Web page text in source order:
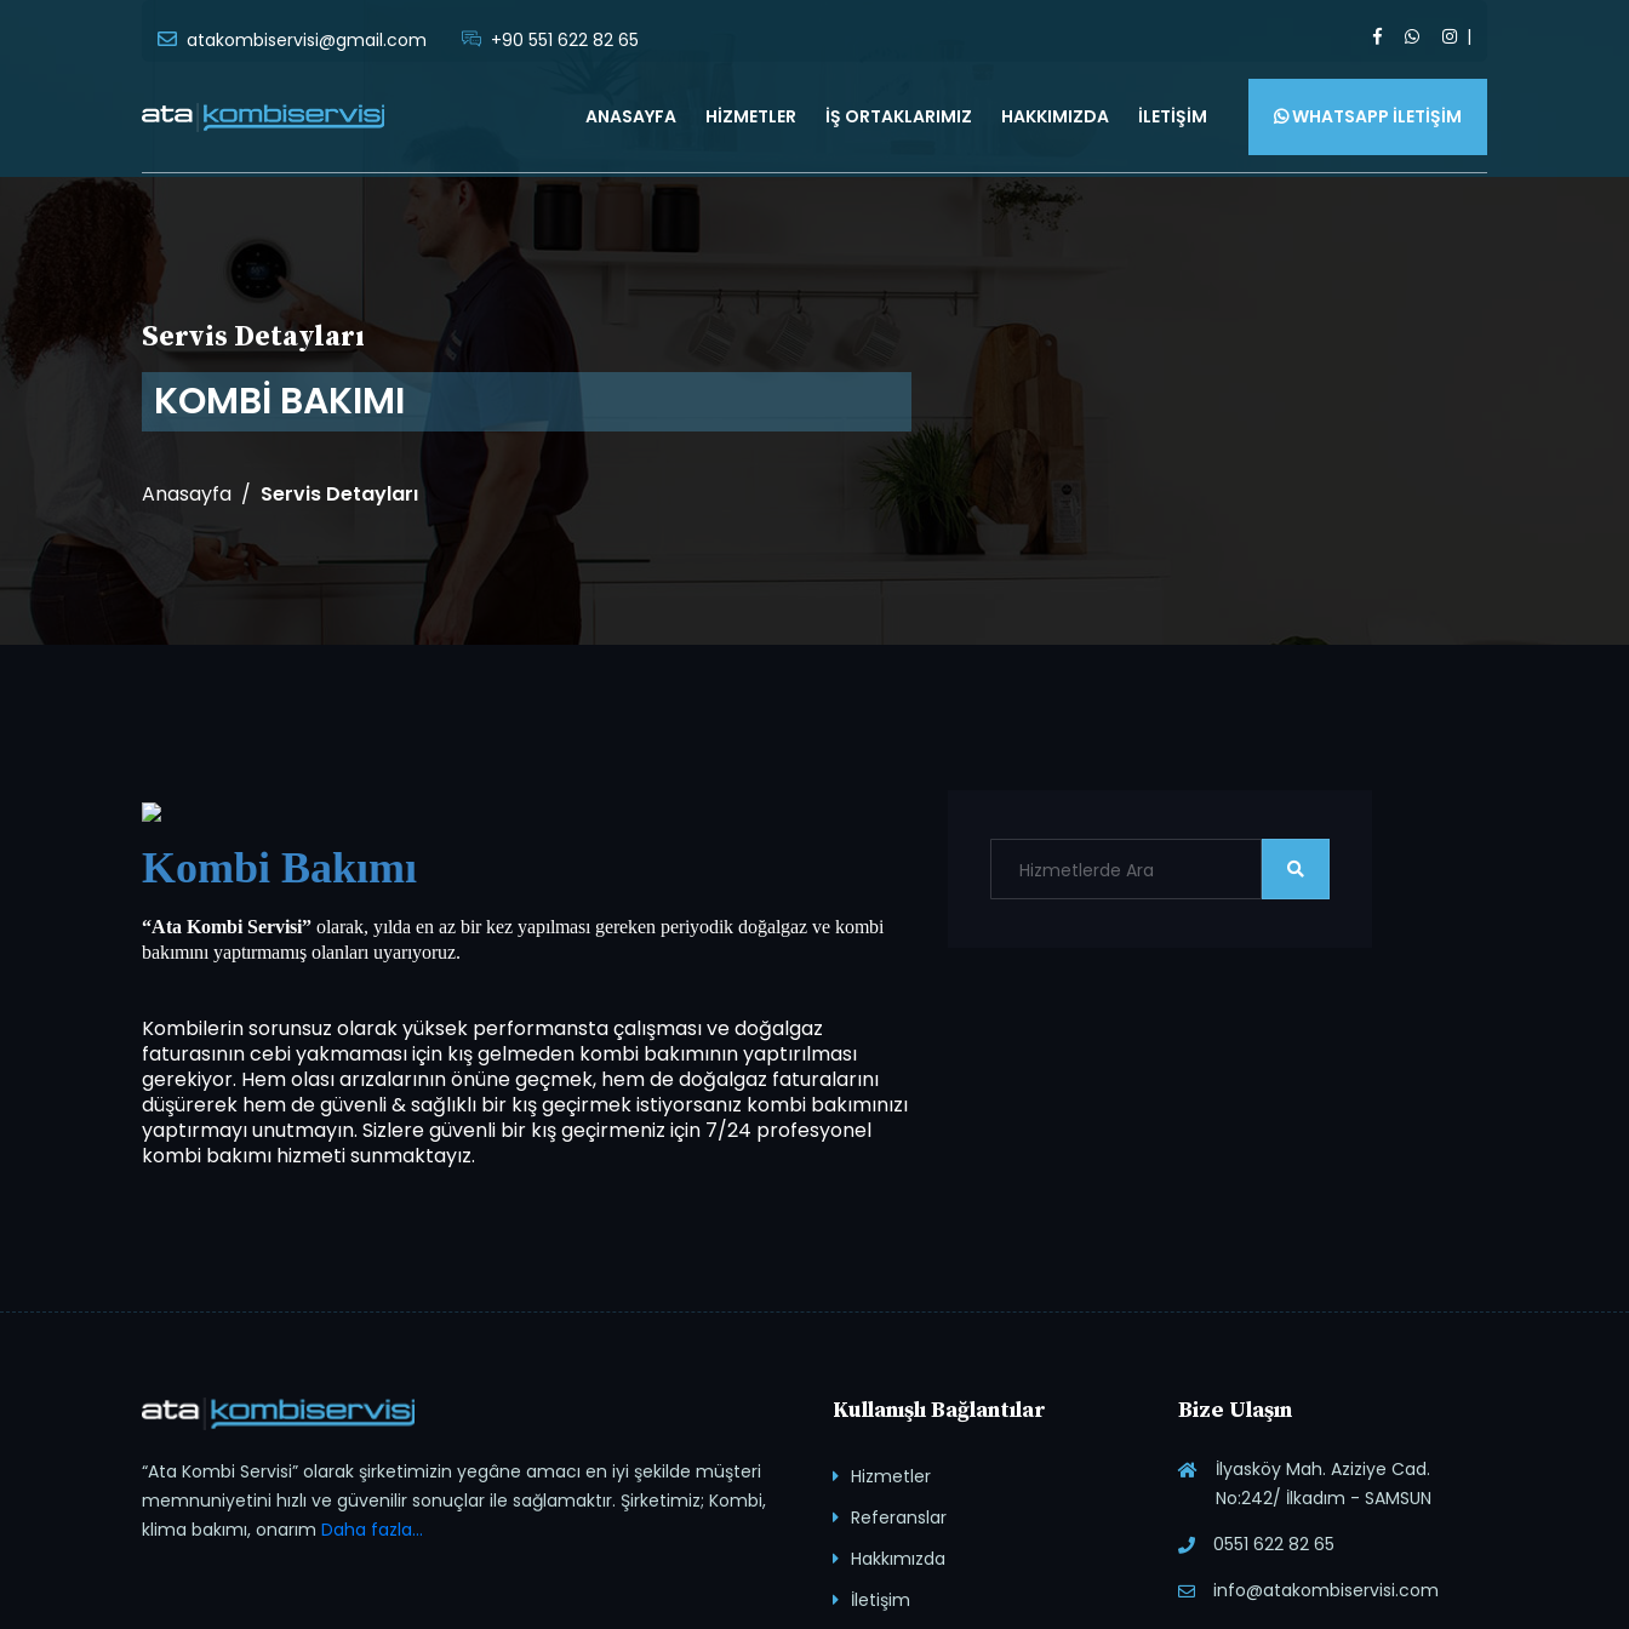
atakombiservisi@gmail.com +90 551 622 82 65
ANASAYFA HİZMETLER İŞ ORTAKLARIMIZ HAKKIMIZDA İLETİŞİM WHATSAPP İLETİŞİM
Servis Detayları
KOMBİ BAKIMI
Anasayfa Servis Detayları
Kombi Bakımı
“Ata Kombi Servisi” olarak, yılda en az bir kez yapılması gereken periyodik doğalgaz ve kombi
bakımını yaptırmamış olanları uyarıyoruz.
Kombilerin sorunsuz olarak yüksek performansta çalışması ve doğalgaz
faturasının cebi yakmaması için kış gelmeden kombi bakımının yaptırılması
gerekiyor. Hem olası arızalarının önüne geçmek, hem de doğalgaz faturalarını
düşürerek hem de güvenli & sağlıklı bir kış geçirmek istiyorsanız kombi bakımınızı
yaptırmayı unutmayın. Sizlere güvenli bir kış geçirmeniz için 7/24 profesyonel
kombi bakımı hizmeti sunmaktayız.
“Ata Kombi Servisi” olarak şirketimizin yegâne amacı en iyi şekilde müşteri
memnuniyetini hızlı ve güvenilir sonuçlar ile sağlamaktır. Şirketimiz; Kombi,
klima bakımı, onarım Daha fazla...
Kullanışlı Bağlantılar
Hizmetler
Referanslar
Hakkımızda
İletişim
Bize Ulaşın
İlyasköy Mah. Aziziye Cad.
No:242/ İlkadım - SAMSUN
0551 622 82 65
info@atakombiservisi.com